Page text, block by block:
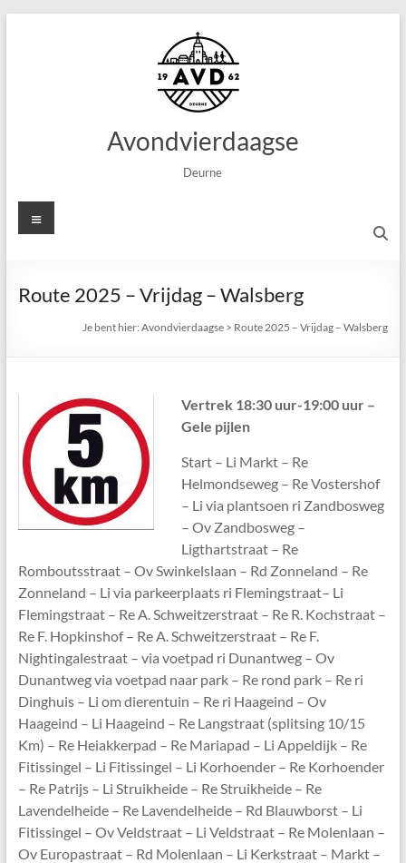
Avondvierdaagse
Deurne
Menu
Route 2025 – Vrijdag – Walsberg
Je bent hier:Avondvierdaagse > Route 2025 – Vrijdag – Walsberg
Vertrek 18:30 uur-19:00 uur –
Gele pijlen
Start – Li Markt – Re
Helmondseweg – Re Vostershof
– Li via plantsoen ri Zandbosweg
– Ov Zandbosweg –
Ligthartstraat – Re
Romboutsstraat – Ov Swinkelslaan – Rd Zonneland – Re
Zonneland – Li via parkeerplaats ri Flemingstraat– Li
Flemingstraat – Re A. Schweitzerstraat – Re R. Kochstraat –
Re F. Hopkinshof – Re A. Schweitzerstraat – Re F.
Nightingalestraat – via voetpad ri Dunantweg – Ov
Dunantweg via voetpad naar park – Re rond park – Re ri
Dinghuis – Li om dierentuin – Re ri Haageind – Ov
Haageind – Li Haageind – Re Langstraat (splitsing 10/15
Km) – Re Heiakkerpad – Re Mariapad – Li Appeldijk – Re
Fitissingel – Li Fitissingel – Li Korhoender – Re Korhoender
– Re Patrijs – Li Struikheide – Re Struikheide – Re
Lavendelheide – Re Lavendelheide – Rd Blauwborst – Li
Fitissingel – Ov Veldstraat – Li Veldstraat – Re Molenlaan –
Ov Europastraat – Rd Molenlaan – Li Kerkstraat – Markt –